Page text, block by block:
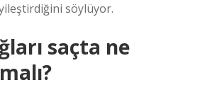
söylüyor.
saçta ne